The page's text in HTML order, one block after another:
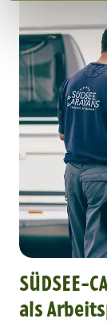
SÜDSEE-
als